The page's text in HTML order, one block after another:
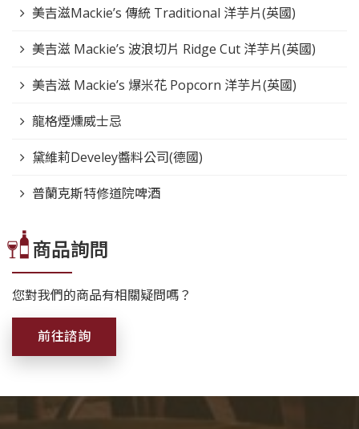
美吉滋Mackie’s 傳統 Traditional 洋芋片(英國)
美吉滋 Mackie’s 波浪切片 Ridge Cut 洋芋片(英國)
美吉滋 Mackie’s 爆米花 Popcorn 洋芋片(英國)
龍格煙燻威士忌
黛維莉Develey醬料公司(德國)
普蘭克斯特修道院啤酒
商品詢問
您對我們的商品有相關疑問嗎？
前往諮詢